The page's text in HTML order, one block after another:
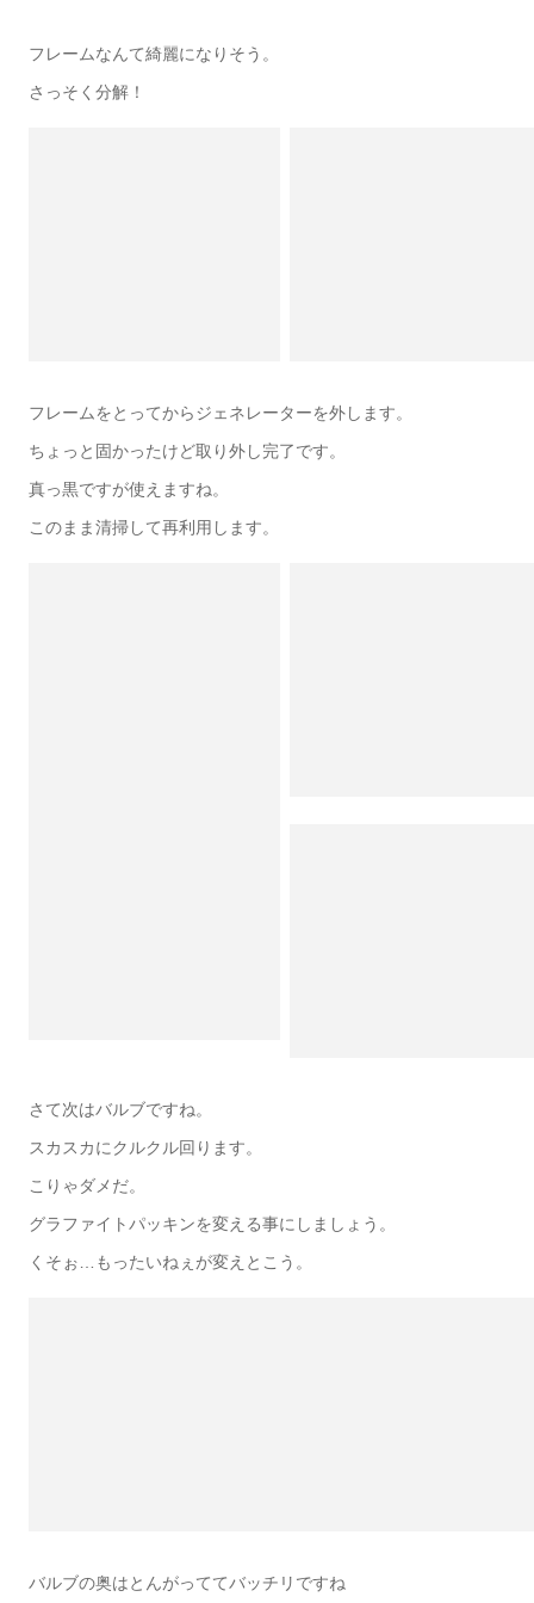
フレームなんて綺麗になりそう。
さっそく分解！
フレームをとってからジェネレーターを外します。
ちょっと固かったけど取り外し完了です。
真っ黒ですが使えますね。
このまま清掃して再利用します。
さて次はバルブですね。
スカスカにクルクル回ります。
こりゃダメだ。
グラファイトパッキンを変える事にしましょう。
くそぉ…もったいねぇが変えとこう。
バルブの奥はとんがっててバッチリですね